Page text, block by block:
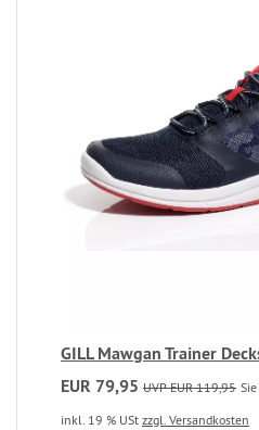
GILL Mawgan Trainer
EUR 79,95 UVP EUR 119,95
inkl. 19 % USt zzgl. Versandkosten